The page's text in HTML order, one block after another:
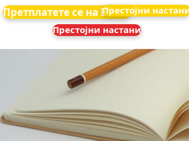
Претплатете се на ВестиПрестојни настани
Престојни настани